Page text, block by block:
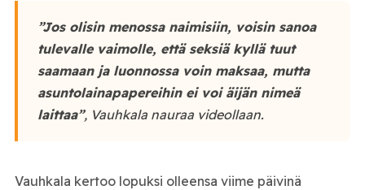
”Jos olisin menossa naimisiin, voisin sanoa
tulevalle vaimolle, että seksiä kyllä tuut
saamaan ja luonnossa voin maksaa, mutta
asuntolainapapereihin ei voi äijän nimeä
laittaa”, Vauhkala nauraa videollaan.
Vauhkala kertoo lopuksi olleensa viime päivinä